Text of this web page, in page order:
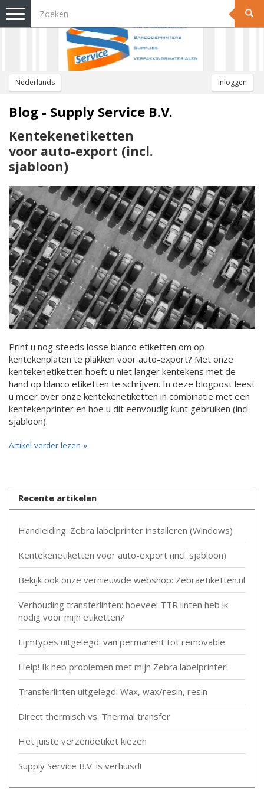
Nederlands Inloggen
Toggle
navigation
Blog - Supply Service B.V.
Kentekenetiketten
voor auto-export (incl.
sjabloon)
Print u nog steeds losse blanco etiketten om op
kentekenplaten te plakken voor auto-export? Met onze
kentekenetiketten hoeft u niet langer kentekens met de
hand op blanco etiketten te schrijven. In deze blogpost leest
u meer over onze kentekenetiketten in combinatie met een
kentekenprinter en hoe u dit eenvoudig kunt gebruiken (incl.
sjabloon).
Artikel verder lezen »
Recente artikelen
Handleiding: Zebra labelprinter installeren (Windows)
Kentekenetiketten voor auto-export (incl. sjabloon)
Bekijk ook onze vernieuwde webshop: Zebraetiketten.nl
Verhouding transferlinten: hoeveel TTR linten heb ik
nodig voor mijn etiketten?
Lijmtypes uitgelegd: van permanent tot removable
Help! Ik heb problemen met mijn Zebra labelprinter!
Transferlinten uitgelegd: Wax, wax/resin, resin
Direct thermisch vs. Thermal transfer
Het juiste verzendetiket kiezen
Supply Service B.V. is verhuisd!